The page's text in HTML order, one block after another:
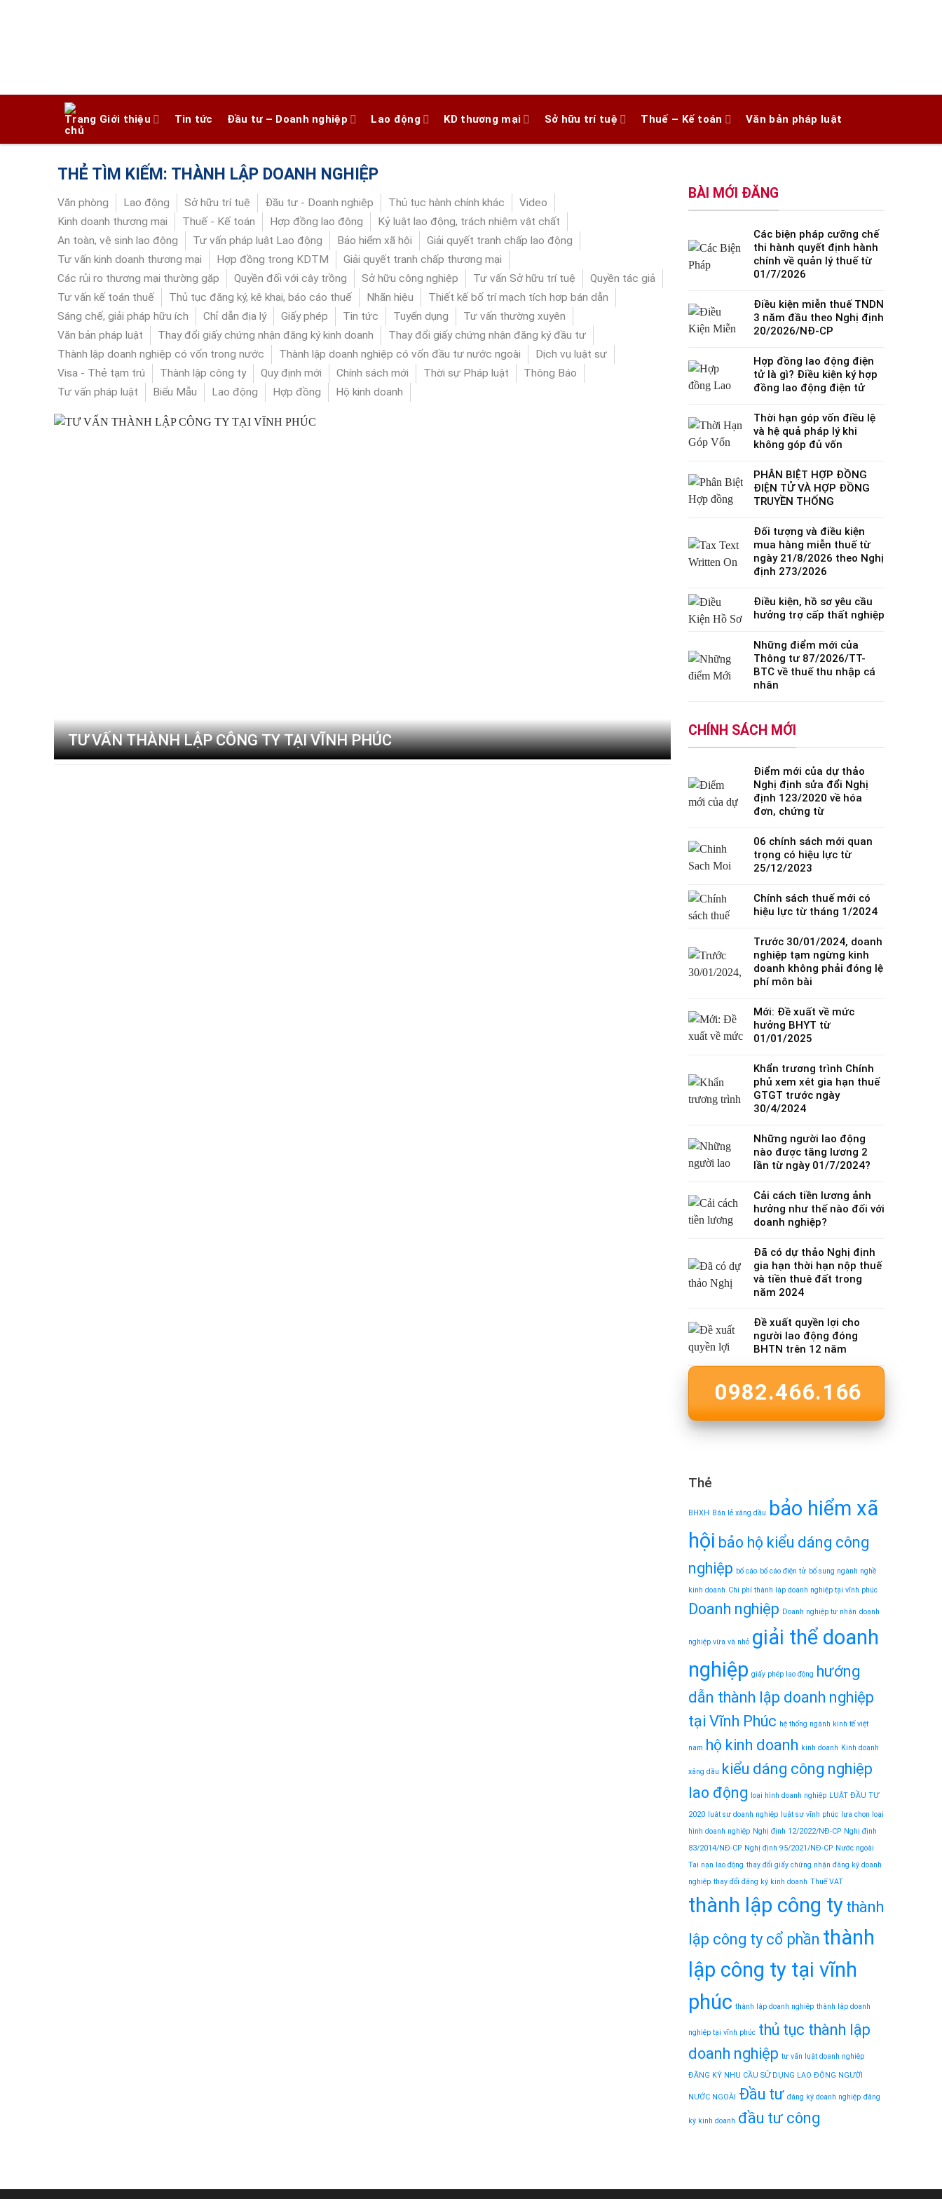
Giới thiệu Tin tức Đầu tư – Doanh nghiệp Lao động KD thương mại Sở hữu trí tuệ Thuế – Kế toán Văn bản pháp luật
THẺ TÌM KIẾM: THÀNH LẬP DOANH NGHIỆP
Văn phòng Lao động Sở hữu trí tuệ Đầu tư - Doanh nghiệp Thủ tục hành chính khác
Video
Kinh doanh thương mại
Thuế - Kế toán Hợp đồng lao động
Kỷ luật lao động, trách nhiệm vật chất
An toàn, vệ sinh lao động
Tư vấn pháp luật Lao động Bảo hiểm xã hội
Giải quyết tranh chấp lao động
Tư vấn kinh doanh thương mại
Hợp đồng trong KDTM
Giải quyết tranh chấp thương mại
Các rủi ro thương mại thường gặp
Quyền đối với cây trồng Sở hữu công nghiệp Tư vấn Sở hữu trí tuệ
Quyền tác giả
Tư vấn kế toán thuế
Thủ tục đăng ký, kê khai, báo cáo thuế Nhãn hiệu
Thiết kế bố trí mạch tích hơp bán dẫn
Sáng chế, giải pháp hữu ích
Chỉ dẫn địa lý Giấy phép Tin tức Tuyển dụng
Tư vấn thường xuyên
Văn bản pháp luật
Thay đổi giấy chứng nhận đăng ký kinh doanh
Thay đổi giấy chứng nhận đăng ký đầu tư
Thành lập doanh nghiệp có vốn trong nước
Thành lập doanh nghiệp có vốn đầu tư nước ngoài
Dịch vụ luật sư
Visa - Thẻ tạm trú
Thành lập công ty Quy định mới Chính sách mới Thời sự Pháp luật
Thông Báo
Tư vấn pháp luật
Biểu Mẫu Lao động Hợp đồng Hộ kinh doanh
TƯ VẤN THÀNH LẬP CÔNG TY TẠI VĨNH PHÚC
BÀI MỚI ĐĂNG
Các biện pháp cưỡng chế
thi hành quyết định hành
chính về quản lý thuế từ
01/7/2026
Điều kiện miễn thuế TNDN
3 năm đầu theo Nghị định
20/2026/NĐ-CP
Hợp đồng lao động điện
tử là gì? Điều kiện ký hợp
đồng lao động điện tử
Thời hạn góp vốn điều lệ
và hệ quả pháp lý khi
không góp đủ vốn
PHÂN BIỆT HỢP ĐỒNG
ĐIỆN TỬ VÀ HỢP ĐỒNG
TRUYỀN THỐNG
Đối tượng và điều kiện
mua hàng miễn thuế từ
ngày 21/8/2026 theo Nghị
định 273/2026
Điều kiện, hồ sơ yêu cầu
hưởng trợ cấp thất nghiệp
Những điểm mới của
Thông tư 87/2026/TT-
BTC về thuế thu nhập cá
nhân
CHÍNH SÁCH MỚI
Điểm mới của dự thảo
Nghị định sửa đổi Nghị
định 123/2020 về hóa
đơn, chứng từ
06 chính sách mới quan
trọng có hiệu lực từ
25/12/2023
Chính sách thuế mới có
hiệu lực từ tháng 1/2024
Trước 30/01/2024, doanh
nghiệp tạm ngừng kinh
doanh không phải đóng lệ
phí môn bài
Mới: Đề xuất về mức
hưởng BHYT từ
01/01/2025
Khẩn trương trình Chính
phủ xem xét gia hạn thuế
GTGT trước ngày
30/4/2024
Những người lao động
nào được tăng lương 2
lần từ ngày 01/7/2024?
Cải cách tiền lương ảnh
hưởng như thế nào đối với
doanh nghiệp?
Đã có dự thảo Nghị định
gia hạn thời hạn nộp thuế
và tiền thuê đất trong
năm 2024
Đề xuất quyền lợi cho
người lao động đóng
BHTN trên 12 năm
0982.466.166
Thẻ
BHXH Bán lẻ xăng dầu
bảo hiểm xã
hội bảo hộ kiểu dáng công
nghiệp bố cáo bố cáo điện tử bổ sung ngành nghề
kinh doanh Chi phí thành lập doanh nghiệp tại vĩnh phúc
Doanh nghiệp Doanh nghiệp tư nhân doanh
nghiệp vừa và nhỏ giải thể doanh
nghiệp giấy phép lao động
hướng
dẫn thành lập doanh nghiệp
tại Vĩnh Phúc hệ thống ngành kinh tế việt
nam hộ kinh doanh kinh doanh Kinh doanh
xăng dầu
kiểu dáng công nghiệp
lao động
loại hình doanh nghiệp LUẬT ĐẦU TƯ
2020 luật sư doanh nghiệp luật sư vĩnh phúc
lựa chọn loại
hình doanh nghiệp Nghị định 12/2022/NĐ-CP Nghị định
83/2014/NĐ-CP Nghị định 95/2021/NĐ-CP Nước ngoài
Tai nạn lao động thay đổi giấy chứng nhận đăng ký doanh
nghiệp thay đổi đăng ký kinh doanh Thuế VAT
thành lập công ty thành
lập công ty cổ phần thành
lập công ty tại vĩnh
phúc thành lập doanh nghiệp thành lập doanh
nghiệp tại vĩnh phúc thủ tục thành lập
doanh nghiệp tư vấn luật doanh nghiệp
ĐĂNG KÝ NHU CẦU SỬ DỤNG LAO ĐỘNG NGƯỜI
NƯỚC NGOÀI Đầu tư đăng ký doanh nghiệp đăng
ký kinh doanh đầu tư công